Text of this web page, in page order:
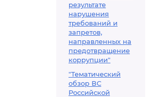
результате
нарушения
требований и
запретов,
направленных на
предотвращение
коррупции"
"Тематический
обзор ВС
Российской